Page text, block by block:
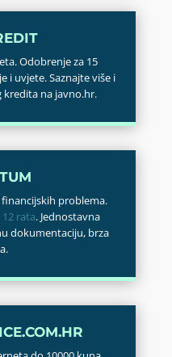
Odobrenje za 15
i uvjete. Saznajte više i
kredita na javno.hr.
problema.
rata. Jednostavna
dokumentaciju, brza